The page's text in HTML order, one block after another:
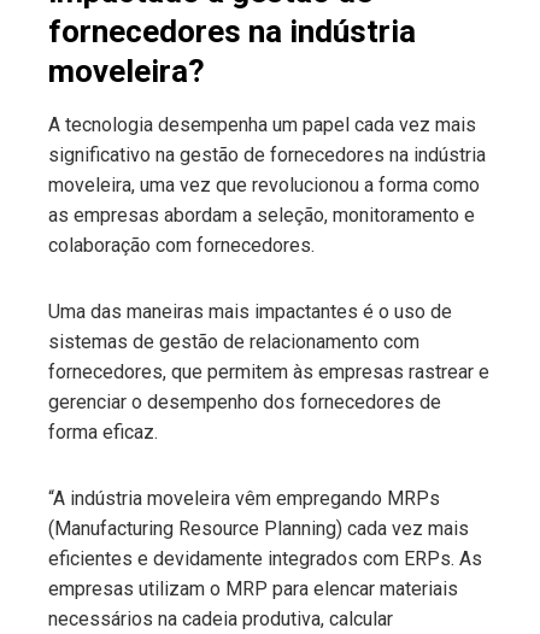
fornecedores na indústria
moveleira?
A tecnologia desempenha um papel cada vez mais
significativo na gestão de fornecedores na indústria
moveleira, uma vez que revolucionou a forma como
as empresas abordam a seleção, monitoramento e
colaboração com fornecedores.
Uma das maneiras mais impactantes é o uso de
sistemas de gestão de relacionamento com
fornecedores, que permitem às empresas rastrear e
gerenciar o desempenho dos fornecedores de
forma eficaz.
“A indústria moveleira vêm empregando MRPs
(Manufacturing Resource Planning) cada vez mais
eficientes e devidamente integrados com ERPs. As
empresas utilizam o MRP para elencar materiais
necessários na cadeia produtiva, calcular